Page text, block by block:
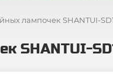
лампочек SHANTUI-